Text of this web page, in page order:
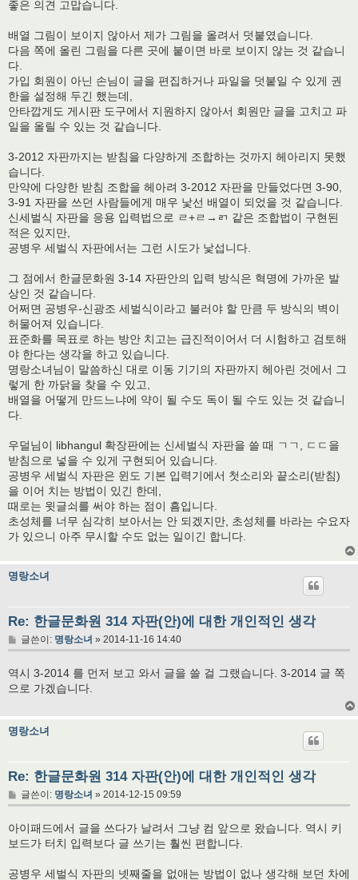
좋은 의견 고맙습니다.
배열 그림이 보이지 않아서 제가 그림을 올려서 덧붙였습니다.
다음 쪽에 올린 그림을 다른 곳에 붙이면 바로 보이지 않는 것 같습니
다.
가입 회원이 아닌 손님이 글을 편집하거나 파일을 덧붙일 수 있게 권
한을 설정해 두긴 했는데,
안타깝게도 게시판 도구에서 지원하지 않아서 회원만 글을 고치고 파
일을 올릴 수 있는 것 같습니다.
3-2012 자판까지는 받침을 다양하게 조합하는 것까지 헤아리지 못했
습니다.
만약에 다양한 받침 조합을 헤아려 3-2012 자판을 만들었다면 3-90,
3-91 자판을 쓰던 사람들에게 매우 낯선 배열이 되었을 것 같습니다.
신세벌식 자판을 응용 입력법으로 ㄹ+ㄹ→ㄺ 같은 조합법이 구현된
적은 있지만,
공병우 세벌식 자판에서는 그런 시도가 낯섭니다.
그 점에서 한글문화원 3-14 자판안의 입력 방식은 혁명에 가까운 발
상인 것 같습니다.
어쩌면 공병우-신광조 세벌식이라고 불러야 할 만큼 두 방식의 벽이
허물어져 있습니다.
표준화를 목표로 하는 방안 치고는 급진적이어서 더 시험하고 검토해
야 한다는 생각을 하고 있습니다.
명랑소녀님이 말씀하신 대로 이동 기기의 자판까지 헤아린 것에서 그
렇게 한 까닭을 찾을 수 있고,
배열을 어떻게 만드느냐에 약이 될 수도 독이 될 수도 있는 것 같습니
다.
우덜님이 libhangul 확장판에는 신세벌식 자판을 쓸 때 ㄱㄱ, ㄷㄷ을
받침으로 넣을 수 있게 구현되어 있습니다.
공병우 세벌식 자판은 윈도 기본 입력기에서 첫소리와 끝소리(받침)
을 이어 치는 방법이 있긴 한데,
때로는 윗글쇠를 써야 하는 점이 흠입니다.
초성체를 너무 심각히 보아서는 안 되겠지만, 초성체를 바라는 수요자
가 있으니 아주 무시할 수도 없는 일이긴 합니다.
명랑소녀
Re: 한글문화원 314 자판(안)에 대한 개인적인 생각
글
글쓴이: 명랑소녀 » 2014-11-16 14:40
역시 3-2014 를 먼저 보고 와서 글을 쓸 걸 그랬습니다. 3-2014 글 쪽
으로 가겠습니다.
명랑소녀
Re: 한글문화원 314 자판(안)에 대한 개인적인 생각
글
글쓴이: 명랑소녀 » 2014-12-15 09:59
아이패드에서 글을 쓰다가 날려서 그냥 컴 앞으로 왔습니다. 역시 키
보드가 터치 입력보다 글 쓰기는 훨씬 편합니다.
공병우 세벌식 자판의 넷째줄을 없애는 방법이 없나 생각해 보던 차에